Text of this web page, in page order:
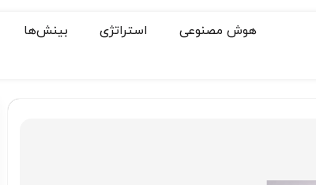
هوش مصنوعی استراتژی بینش‌ها